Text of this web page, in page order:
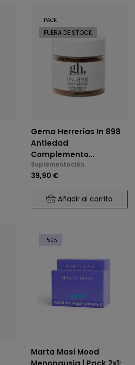
PACK
FUERA DE STOCK
Gema Herrerías In 898
Antiedad
Complemento
Alimenticio 60
Cápsulas + Regalo
Suplementación
39,90 €
Añadir al carrito
-50%
Marta Masi Mood